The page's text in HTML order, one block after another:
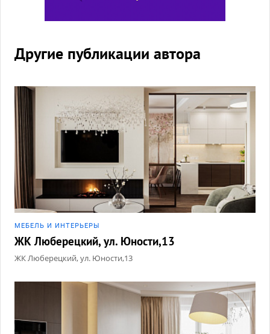
Другие публикации автора
МЕБЕЛЬ И ИНТЕРЬЕРЫ
ЖК Люберецкий, ул. Юности,13
ЖК Люберецкий, ул. Юности,13